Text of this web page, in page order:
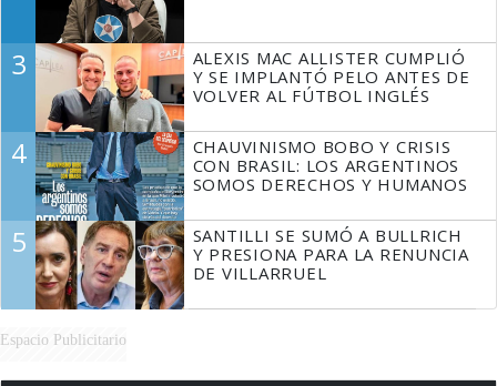
3
ALEXIS MAC ALLISTER CUMPLIÓ
Y SE IMPLANTÓ PELO ANTES DE
VOLVER AL FÚTBOL INGLÉS
4
CHAUVINISMO BOBO Y CRISIS
CON BRASIL: LOS ARGENTINOS
SOMOS DERECHOS Y HUMANOS
5
SANTILLI SE SUMÓ A BULLRICH
Y PRESIONA PARA LA RENUNCIA
DE VILLARRUEL
Espacio Publicitario